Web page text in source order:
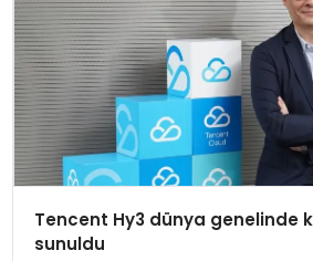
Tencent Hy3 dünya genelinde
sunuldu